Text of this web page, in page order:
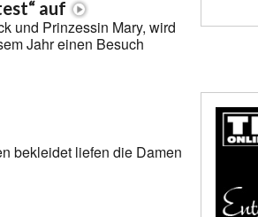
auf
und Prinzessin Mary, wird
Jahr einen Besuch
bekleidet liefen die Damen